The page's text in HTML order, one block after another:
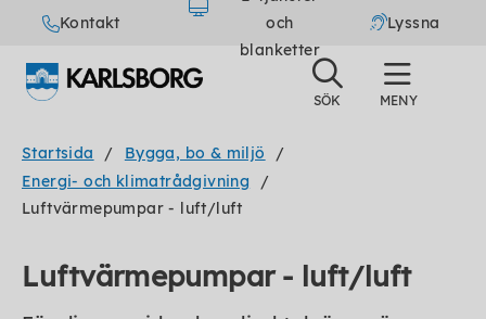
Kontakt
och
blanketter
Lyssna
Startsida
Bygga, bo & miljö
Energi- och klimatrådgivning
Luftvärmepumpar - luft/luft
Luftvärmepumpar - luft/luft